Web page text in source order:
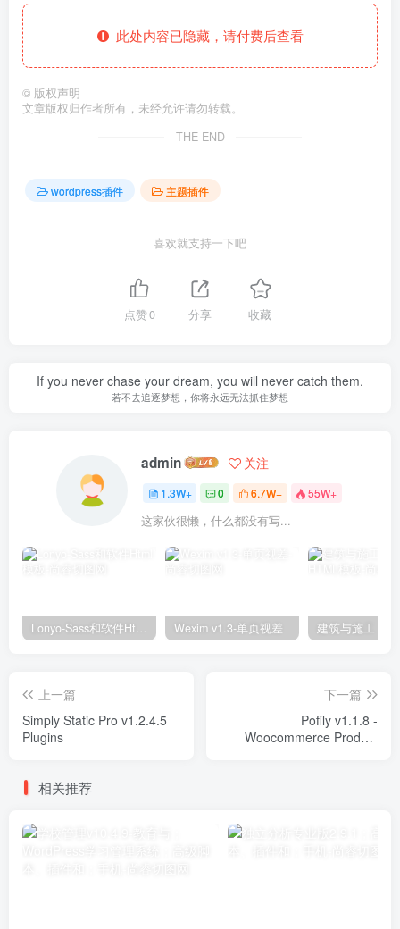
此处内容已隐藏，请付费后查看
© 版权声明
文章版权归作者所有，未经允许请勿转载。
THE END
wordpress插件 主题插件
喜欢就支持一下吧
点赞0 分享 收藏
Mankind is made great or little by its own will.
一个人伟大或渺小，取决于他的意志力
admin 关注
1.3W+ 0 6.7W+ 55W+
这家伙很懒，什么都没有写...
Lonyo-Sass和软件Html模板 Wexim v1.3-单页视差
上一篇
Simply Static Pro v1.2.4.5
Plugins
下一篇
Pofily v1.1.8 -
Woocommerce Product
相关推荐